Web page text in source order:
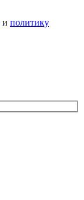
и политику